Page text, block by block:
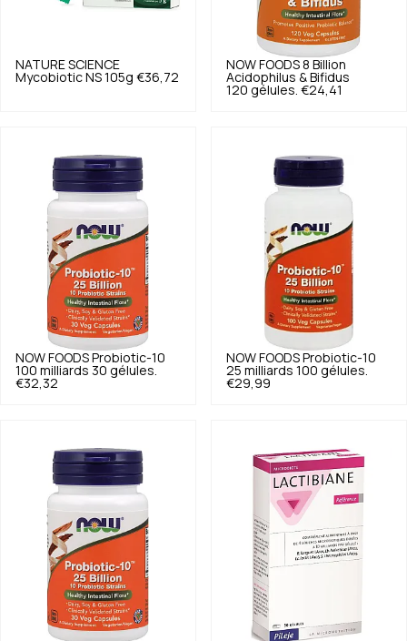
NATURE SCIENCE
Mycobiotic NS 105g €36,72
NOW FOODS 8 Billion
Acidophilus & Bifidus
120 gélules. €24,41
NOW FOODS Probiotic-10
100 milliards 30 gélules.
€32,32
NOW FOODS Probiotic-10
25 milliards 100 gélules.
€29,99